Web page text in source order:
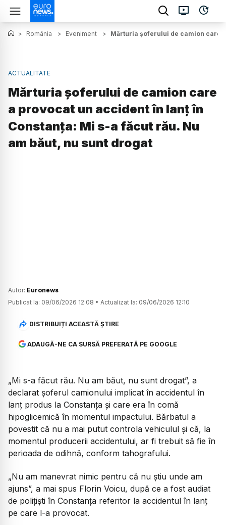
> România > Eveniment > Mărturia șoferului de camion care
ACTUALITATE
Mărturia șoferului de camion care
a provocat un accident în lanț în
Constanța: Mi s-a făcut rău. Nu
am băut, nu sunt drogat
Autor: Euronews
Publicat la: 09/06/2026 12:08 • Actualizat la: 09/06/2026 12:10
DISTRIBUIȚI ACEASTĂ ȘTIRE
ADAUGĂ-NE CA SURSĂ PREFERATĂ PE GOOGLE
„Mi s-a făcut rău. Nu am băut, nu sunt drogat”, a
declarat șoferul camionului implicat în accidentul în
lanț produs la Constanța și care era în comă
hipoglicemică în momentul impactului. Bărbatul a
povestit că nu a mai putut controla vehiculul și că, la
momentul producerii accidentului, ar fi trebuit să fie în
perioada de odihnă, conform tahografului.
„Nu am manevrat nimic pentru că nu știu unde am
ajuns”, a mai spus Florin Voicu, după ce a fost audiat
de polițiști în Constanța referitor la accidentul în lanț
pe care l-a provocat.